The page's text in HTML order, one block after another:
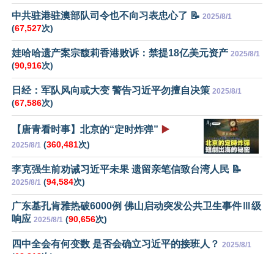
中共驻港驻澳部队司令也不向习表忠心了 📝 2025/8/1
(67,527次)
娃哈哈遗产案宗馥莉香港败诉：禁提18亿美元资产 2025/8/1
(90,916次)
日经：军队风向或大变 警告习近平勿擅自决策 2025/8/1
(67,586次)
【唐青看时事】北京的“定时炸弹” ▶️
2025/8/1 (360,481次)
李克强生前劝诫习近平未果 遗留亲笔信致台湾人民 📝
2025/8/1 (94,584次)
广东基孔肯雅热破6000例 佛山启动突发公共卫生事件Ⅲ级
响应 2025/8/1 (90,656次)
四中全会有何变数 是否会确立习近平的接班人？ 2025/8/1